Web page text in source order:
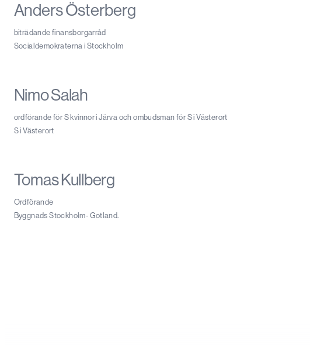
Anders Österberg
biträdande finansborgarråd
Socialdemokraterna i Stockholm
Nimo Salah
ordförande för S kvinnor i Järva och ombudsman för S i Västerort
S i Västerort
Tomas Kullberg
Ordförande
Byggnads Stockholm- Gotland.